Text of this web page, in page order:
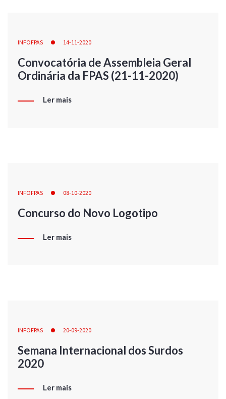
INFOFPAS 14-11-2020
Convocatória de Assembleia Geral
Ordinária da FPAS (21-11-2020)
Ler mais
INFOFPAS 08-10-2020
Concurso do Novo Logotipo
Ler mais
INFOFPAS 20-09-2020
Semana Internacional dos Surdos
2020
Ler mais